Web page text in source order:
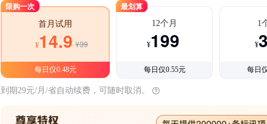
限购一次
首月试用
¥14.9 ¥39
每日仅0.48元
最划算
12个月
¥199
每日仅0.55元
1
¥
每日
到期29元/月/省自动续费，可随时取消。